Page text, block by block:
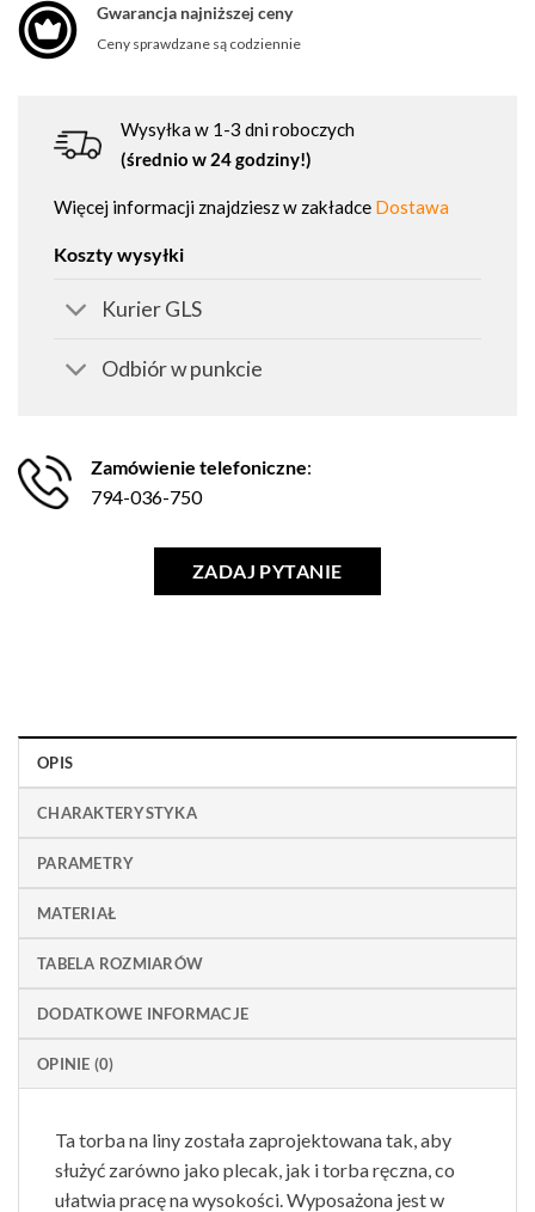
Gwarancja najniższej ceny
Ceny sprawdzane są codziennie
Wysyłka w 1-3 dni roboczych
(średnio w 24 godziny!)
Więcej informacji znajdziesz w zakładce Dostawa
Koszty wysyłki
Kurier GLS
Odbiór w punkcie
Zamówienie telefoniczne:
794-036-750
ZADAJ PYTANIE
OPIS
CHARAKTERYSTYKA
PARAMETRY
MATERIAŁ
TABELA ROZMIARÓW
DODATKOWE INFORMACJE
OPINIE (0)
Ta torba na liny została zaprojektowana tak, aby
służyć zarówno jako plecak, jak i torba ręczna, co
ułatwia pracę na wysokości. Wyposażona jest w